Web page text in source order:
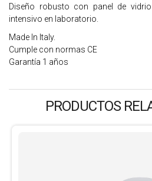
Diseño robusto con panel de
intensivo en laboratorio.
Made In Italy.
Cumple con normas CE
Garantía 1 años
PRODUCTOS